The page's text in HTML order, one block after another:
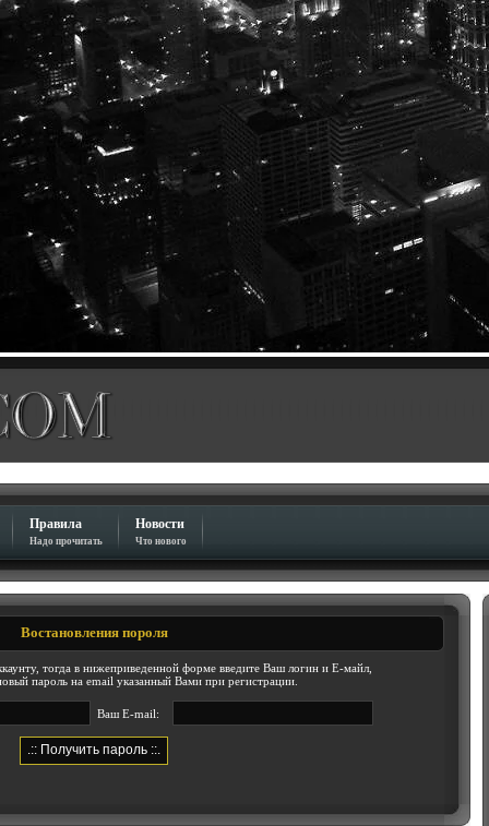
Правила
Надо прочитать
Новости
Что нового
Востановления пороля
тогда в нижеприведенной форме введите Ваш логин и Е-майл,
пароль на email указанный Вами при регистрации.
Ваш E-mail: